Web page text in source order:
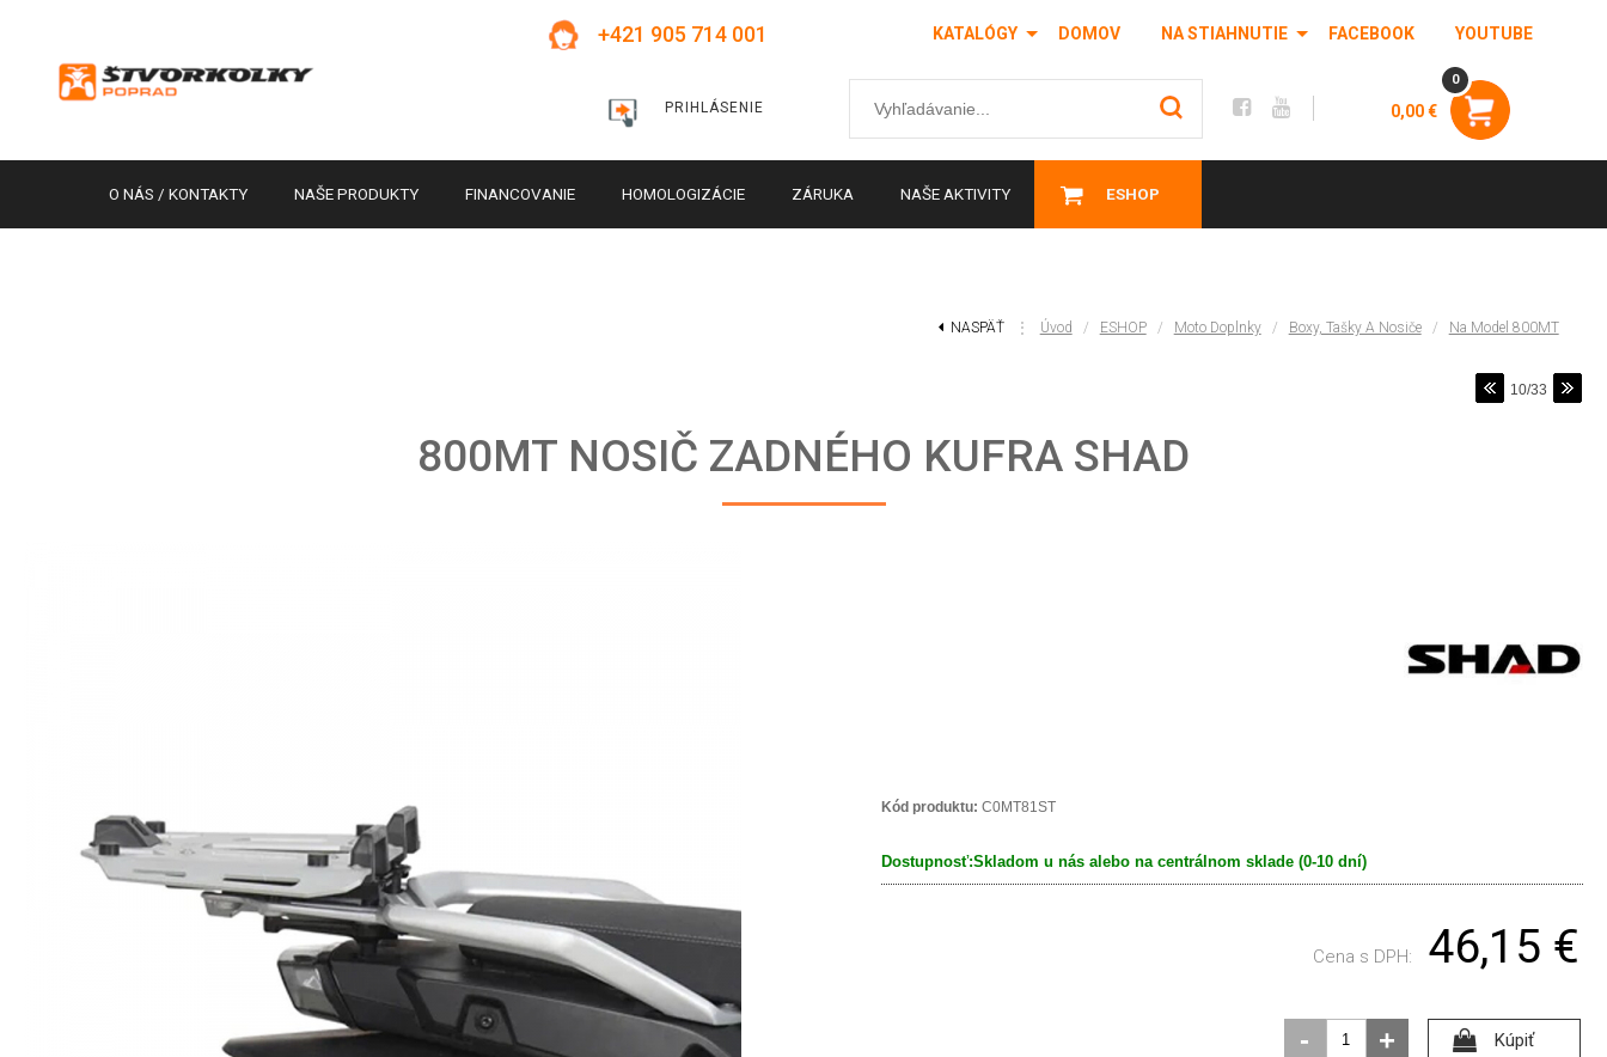
+421 905 714 001 KATALÓGY DOMOV NA STIAHNUTIE FACEBOOK YOUTUBE
O NÁS / KONTAKTY NAŠE PRODUKTY FINANCOVANIE HOMOLOGIZÁCIE ZÁRUKA NAŠE AKTIVITY ESHOP
PRIHLÁSENIE 0,00 €
0
NASPÄŤ ⋮ Úvod / ESHOP / Moto Doplnky / Boxy, Tašky A Nosiče / Na Model 800MT
10/33
800MT NOSIČ ZADNÉHO KUFRA SHAD
Kód produktu: C0MT81ST
Dostupnosť:Skladom u nás alebo na centrálnom sklade (0-10 dní)
Cena s DPH: 46,15 €
- + Kúpiť